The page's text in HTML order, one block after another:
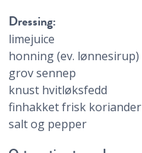
Dressing:
limejuice
honning (ev. lønnesirup)
grov sennep
knust hvitløksfedd
finhakket frisk koriander
salt og pepper